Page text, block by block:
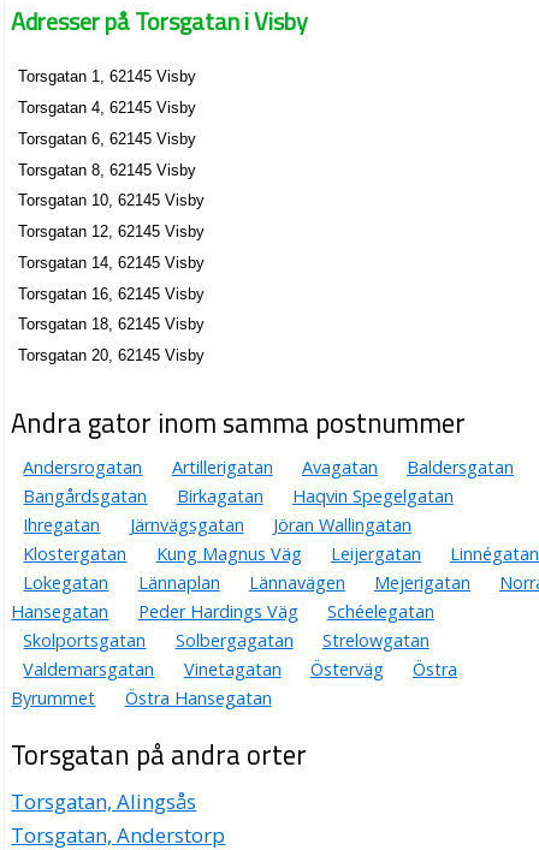
Adresser på Torsgatan i Visby
Torsgatan 1, 62145 Visby
Torsgatan 4, 62145 Visby
Torsgatan 6, 62145 Visby
Torsgatan 8, 62145 Visby
Torsgatan 10, 62145 Visby
Torsgatan 12, 62145 Visby
Torsgatan 14, 62145 Visby
Torsgatan 16, 62145 Visby
Torsgatan 18, 62145 Visby
Torsgatan 20, 62145 Visby
Andra gator inom samma postnummer
Andersrogatan Artillerigatan Avagatan
Baldersgatan
Bangårdsgatan
Birkagatan
Haqvin Spegelgatan
Ihregatan
Järnvägsgatan
Jöran Wallingatan
Klostergatan
Kung Magnus Väg Leijergatan
Linnégatan
Lokegatan
Lännaplan Lännavägen Mejerigatan
Hansegatan
Peder Hardings Väg
Schéelegatan
Skolportsgatan
Solbergagatan
Strelowgatan
Valdemarsgatan
Vinetagatan Österväg
Östra
Byrummet
Östra Hansegatan
Torsgatan på andra orter
Torsgatan, Alingsås
Torsgatan, Anderstorp